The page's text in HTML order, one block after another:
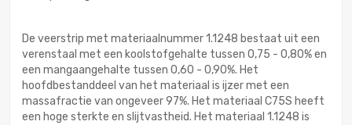
De veerstrip met materiaalnummer 1.1248 bestaat uit een
verenstaal met een koolstofgehalte tussen 0,75 - 0,80% en
een mangaangehalte tussen 0,60 - 0,90%. Het
hoofdbestanddeel van het materiaal is ijzer met een
massafractie van ongeveer 97%. Het materiaal C75S heeft
een hoge sterkte en slijtvastheid. Het materiaal 1.1248 is